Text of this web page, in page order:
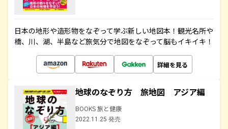
日本の地形や造形物をなぞって学ぶ新しい地図本！観光名所や
橋、川、湖、半島など旅気分で地図をなぞって脳もイキイキ！
詳細を見る
地球のなぞり方 旅地図 アジア編
BOOKS 旅と健康
2022.11.25 発売